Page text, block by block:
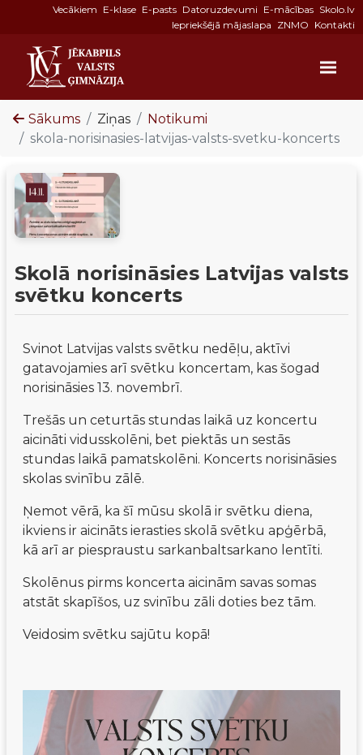
Vecākiem E-klase E-pasts Datoruzdevumi E-mācības Skolo.lv
Iepriekšējā mājaslapa ZNMO Kontakti
Sākums Ziņas
Notikumi
skola-norisinasies-latvijas-valsts-svetku-koncerts
Skolā norisināsies Latvijas valsts
svētku koncerts
Svinot Latvijas valsts svētku nedēļu, aktīvi
gatavojamies arī svētku koncertam, kas šogad
norisināsies 13. novembrī.
Trešās un ceturtās stundas laikā uz koncertu
aicināti vidusskolēni, bet piektās un sestās
stundas laikā pamatskolēni. Koncerts norisināsies
skolas svinību zālē.
Ņemot vērā, ka šī mūsu skolā ir svētku diena,
ikviens ir aicināts ierasties skolā svētku apģērbā,
kā arī ar piespraustu sarkanbaltsarkano lentīti.
Skolēnus pirms koncerta aicinām savas somas
atstāt skapīšos, uz svinību zāli doties bez tām.
Veidosim svētku sajūtu kopā!